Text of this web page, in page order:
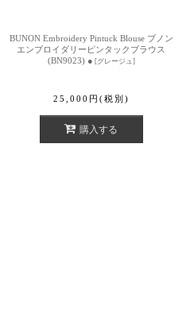
BUNON Embroidery Pintuck Blouse ブノン
エンブロイダリーピンタックブラウス
(BN9023) ● [グレージュ]
25,000 円 (税別)
購入する